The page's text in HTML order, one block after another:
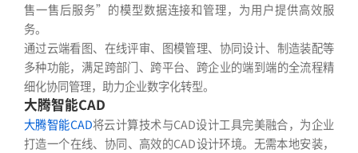
售一售后服务”的模型数据连接和管理，为用户提供高效服
务。
通过云端看图、在线评审、图模管理、协同设计、制造装配等
多种功能，满足跨部门、跨平台、跨企业的端到端的全流程精
细化协同管理，助力企业数字化转型。
大腾智能CAD
大腾智能CAD将云计算技术与CAD设计工具完美融合，为企业
打造一个在线、协同、高效的CAD设计环境。无需本地安装，